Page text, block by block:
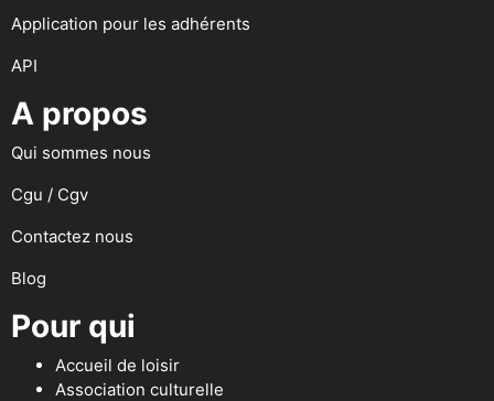
Application pour les adhérents
API
A propos
Qui sommes nous
Cgu / Cgv
Contactez nous
Blog
Pour qui
Accueil de loisir
Association culturelle